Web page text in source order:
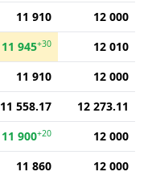
11 910
12 000
11 945+30
12 010
11 910
12 000
11 558.17
12 273.11
11 900+20
12 000
11 860
12 000